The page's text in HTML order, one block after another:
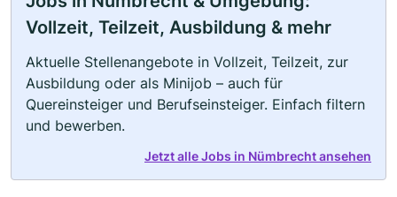
Vollzeit, Teilzeit, Ausbildung & mehr
Aktuelle Stellenangebote in Vollzeit, Teilzeit, zur
Ausbildung oder als Minijob – auch für
Quereinsteiger und Berufseinsteiger. Einfach filtern
und bewerben.
Jetzt alle Jobs in Nümbrecht ansehen